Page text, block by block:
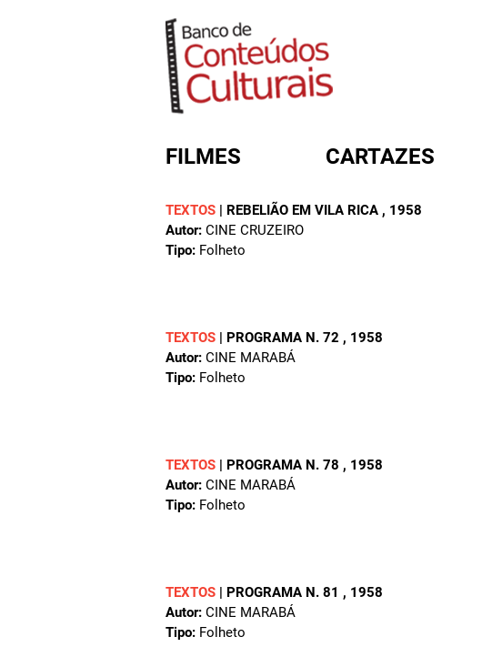
FILMES CARTAZES
TEXTOS | REBELIÃO EM VILA RICA , 1958
Autor: CINE CRUZEIRO
Tipo: Folheto
TEXTOS | PROGRAMA N. 72 , 1958
Autor: CINE MARABÁ
Tipo: Folheto
TEXTOS | PROGRAMA N. 78 , 1958
Autor: CINE MARABÁ
Tipo: Folheto
TEXTOS | PROGRAMA N. 81 , 1958
Autor: CINE MARABÁ
Tipo: Folheto
FORMULÁRIO DE BUSCA